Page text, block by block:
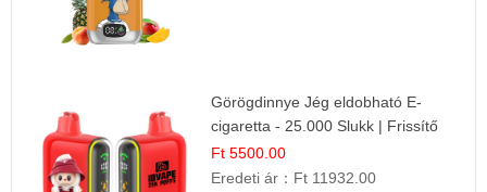
Görögdinnye Jég eldobható E-
cigaretta - 25.000 Slukk | Frissítő
Nyári Íz
Ft 5500.00
Eredeti ár： Ft 11932.00